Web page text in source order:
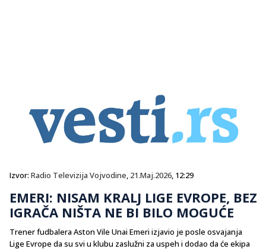
Izvor: Radio Televizija Vojvodine, 21.Maj.2026, 12:29
EMERI: NISAM KRALJ LIGE EVROPE, BEZ
IGRAČA NIŠTA NE BI BILO MOGUĆE
Trener fudbalera Aston Vile Unai Emeri izjavio je posle osvajanja
Lige Evrope da su svi u klubu zaslužni za uspeh i dodao da će ekipa